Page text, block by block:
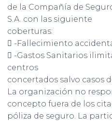
de la Compañía de
S.A. con las siguiente
coberturas:
 -Fallecimiento
 -Gastos Sanitarios
centros
concertados salvo casos
La organización no
concepto fuera de los
póliza de seguro. La